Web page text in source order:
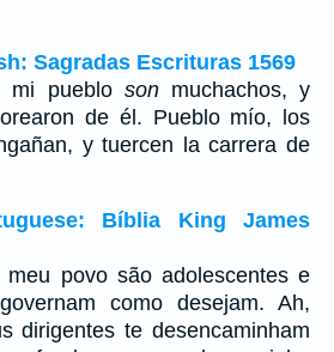
Sagradas Escrituras 1569
mi pueblo sonmuchachos, y
de él. Pueblo mío, los
y tuercen la carrera de
Bíblia King James
povo são adolescentes e
como desejam. Ah,
dirigentes te desencaminham